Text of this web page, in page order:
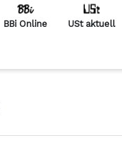
BBi Online USt aktuell